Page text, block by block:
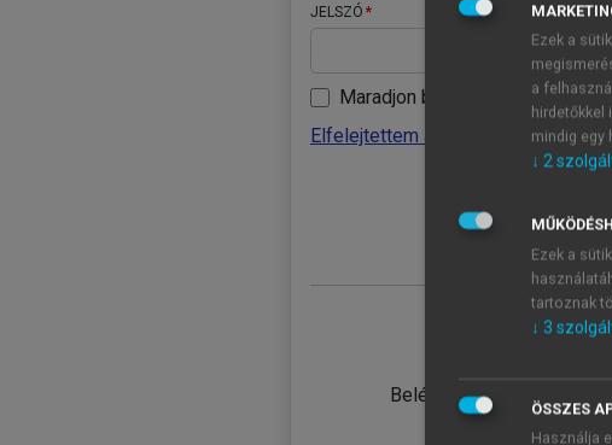
JELSZÓ
Maradjon belépve
Elfelejtettem a jelszavamat
Belépés intézményi
Ezek a
a
hirdetőkkel
mindig egy
↓ 2
Ezek a
tartoznak
↓ 3
ÖSSZES
Használja